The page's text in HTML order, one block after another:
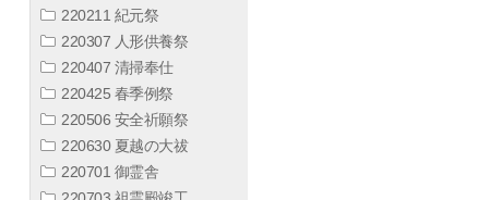
220211 紀元祭
220307 人形供養祭
220407 清掃奉仕
220425 春季例祭
220506 安全祈願祭
220630 夏越の大祓
220701 御霊舎